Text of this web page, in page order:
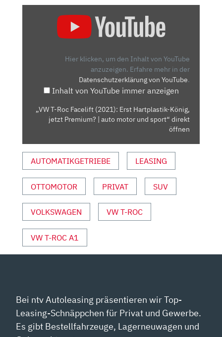
KÖNIG,
JETZT
PREMIUM?
MOTOR
UND
SPORT“
VON
ANZEIGEN
Hier klicken, um den Inhalt von YouTube
anzuzeigen. Erfahre mehr in der
Datenschutzerklärung von YouTube.
Inhalt von YouTube immer anzeigen
„VW T-Roc Facelift (2021): Erst Hartplastik-König,
jetzt Premium? | auto motor und sport“ direkt
öffnen
AUTOMATIKGETRIEBE LEASING
OTTOMOTOR PRIVAT SUV
VOLKSWAGEN VW T-ROC
VW T-ROC A1
Bei ntv Autoleasing präsentieren wir Top-
Leasing-Schnäppchen für Privat und Gewerbe.
Es gibt Bestellfahrzeuge, Lagerneuwagen und